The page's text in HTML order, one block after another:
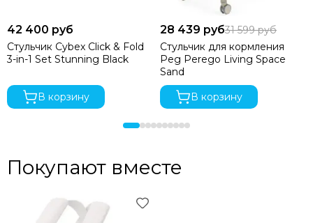
42 400 руб
Стульчик Cybex Click & Fold
3-in-1 Set Stunning Black
В корзину
28 439 руб31 599 руб
Стульчик для кормления
Peg Perego Living Space
Sand
В корзину
Покупают вместе